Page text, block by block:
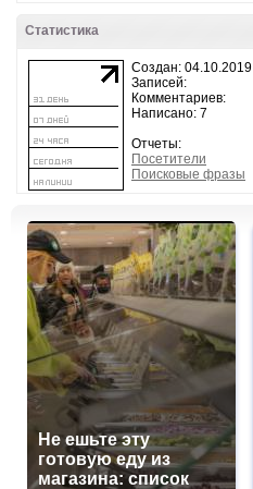
Статистика
Создан: 04.10.2019
Записей:
Комментариев:
Написано: 7
Отчеты:
Посетители
Поисковые фразы
Не ешьте эту
готовую еду из
магазина: список